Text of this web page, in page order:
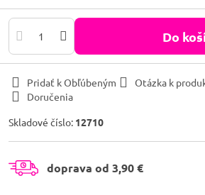
Do
Pridať k Obľúbeným Otázka k
Doručenia
Skladové číslo: 12710
doprava od 3,90 €